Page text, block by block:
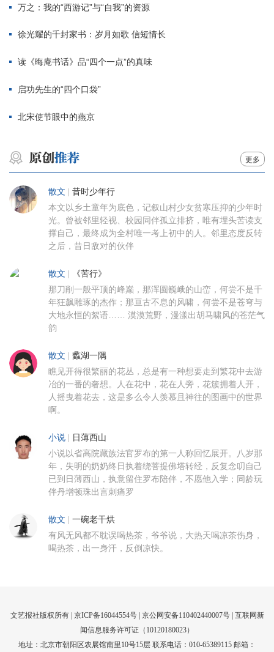
万之：我的“西游记”与“自我”的资源
徐光耀的千封家书：岁月如歌 信短情长
读《晦庵书话》品“四个一点”的真味
启功先生的“四个口袋”
北宋使节眼中的燕京
更多
散文 昔时少年行
本文以乡土童年为底色，记叙山村少女贫寒压抑的少年时
光。曾被邻里轻视、校园同伴孤立排挤，唯有埋头苦读支
撑自己，最终成为全村唯一考上初中的人。邻里态度反转
之后，昔日敌对的伙伴
散文 《苦行》
那刀削一般平顶的峰巅，那浑圆巍峨的山峦，何尝不是千
年狂飙雕琢的杰作；那亘古不息的风啸，何尝不是苍穹与
大地永恒的絮语…… 漠漠荒野，漫漾出胡马啸风的苍茫气
韵
散文 蠡湖一隅
瞧见开得很繁丽的花丛，总是有一种想要走到繁花中去游
冶的一番的奢想。人在花中，花在人旁，花簇拥着人开，
人摇曳着花去，这是多么令人羡慕且神往的图画中的世界
啊。
小说 日薄西山
小说以省高院藏族法官罗布的第一人称回忆展开。八岁那
年，失明的奶奶终日执着绕菩提佛塔转经，反复念叨自己
已到日薄西山，执意留住罗布陪伴，不愿他入学；同龄玩
伴丹增顿珠出言刺痛罗
散文 一碗老干烘
有风无风都不耽误喝热茶，爷爷说，大热天喝凉茶伤身，
喝热茶，出一身汗，反倒凉快。
文艺报社版权所有 | 京ICP备16044554号| 京公网安备110402440007号 | 互联网新
闻信息服务许可证（10120180023）
地址：北京市朝阳区农展馆南里10号15层 联系电话：010-65389115 邮箱：